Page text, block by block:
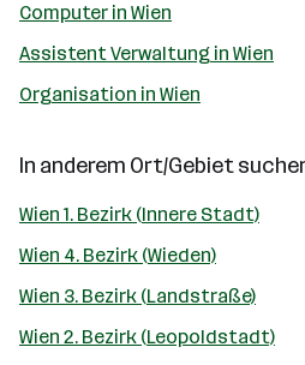
Computer in Wien
Assistent Verwaltung in Wien
Organisation in Wien
In anderem Ort/Gebiet
Wien 1. Bezirk (Innere Stadt)
Wien 4. Bezirk (Wieden)
Wien 3. Bezirk (Landstraße)
Wien 2. Bezirk (Leopoldstadt)